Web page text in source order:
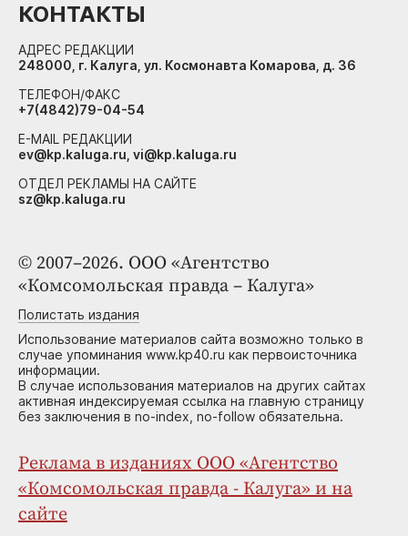
© 2007–2026. ООО «Агентство
«Комсомольская правда – Калуга»
Полистать издания
Использование материалов сайта возможно только в
случае упоминания www.kp40.ru как первоисточника
информации.
В случае использования материалов на других сайтах
активная индексируемая ссылка на главную страницу
без заключения в no-index, no-follow обязательна.
Реклама в изданиях ООО «Агентство
«Комсомольская правда - Калуга» и на
сайте
КОНТАКТЫ
АДРЕС РЕДАКЦИИ
248000, г. Калуга, ул. Космонавта Комарова, д. 36
ТЕЛЕФОН/ФАКС
+7(4842)79-04-54
E-MAIL РЕДАКЦИИ
ev@kp.kaluga.ru, vi@kp.kaluga.ru
ОТДЕЛ РЕКЛАМЫ НА САЙТЕ
sz@kp.kaluga.ru